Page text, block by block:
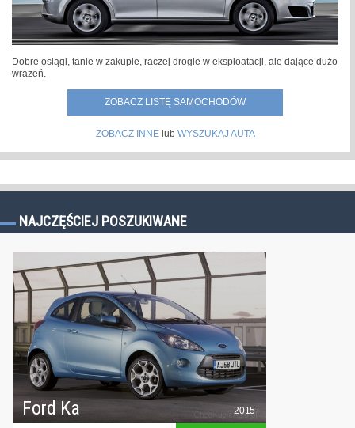
Dobre osiągi, tanie w zakupie, raczej drogie w eksploatacji, ale dające dużo
wrażeń.
ZOBACZ LISTĘ SAMOCHODÓW
ZOBACZ INNElub WYSZUKAJ AUTA
NAJCZĘŚCIEJ POSZUKIWANE
Ford Ka 2015